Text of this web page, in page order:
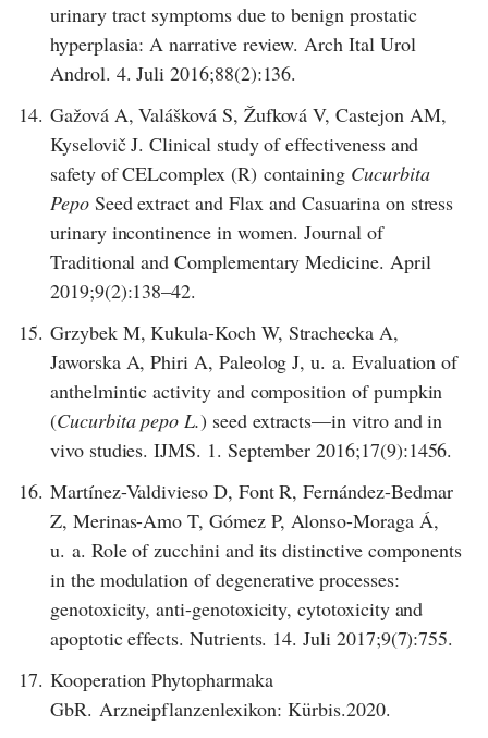
urinary tract symptoms due to benign prostatic
hyperplasia: A narrative review. Arch Ital Urol
Androl. 4. Juli 2016;88(2):136.
14. Gažová A, Valášková S, Žufková V, Castejon AM,
Kyselovič J. Clinical study of effectiveness and
safety of CELcomplex (R) containing Cucurbita
PepoSeed extract and Flax and Casuarina on stress
urinary incontinence in women. Journal of
Traditional and Complementary Medicine. April
2019;9(2):138–42.
15. Grzybek M, Kukula-Koch W, Strachecka A,
Jaworska A, Phiri A, Paleolog J, u. a. Evaluation of
anthelmintic activity and composition of pumpkin
(Cucurbita pepo L.) seed extracts—in vitro and in
vivo studies. IJMS. 1. September 2016;17(9):1456.
16. Martínez-Valdivieso D, Font R, Fernández-Bedmar
Z, Merinas-Amo T, Gómez P, Alonso-Moraga Á,
u. a. Role of zucchini and its distinctive components
in the modulation of degenerative processes:
genotoxicity, anti-genotoxicity, cytotoxicity and
apoptotic effects. Nutrients. 14. Juli 2017;9(7):755.
17. Kooperation Phytopharmaka
GbR. Arzneipflanzenlexikon: Kürbis.2020.